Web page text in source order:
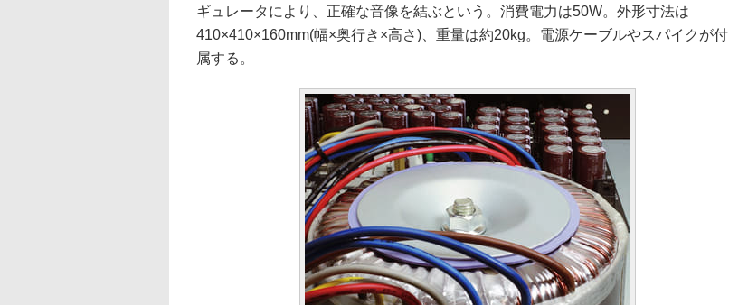
ギュレータにより、正確な音像を結ぶという。消費電力は50W。外形寸法は
410×410×160mm(幅×奥行き×高さ)、重量は約20kg。電源ケーブルやスパイクが付
属する。